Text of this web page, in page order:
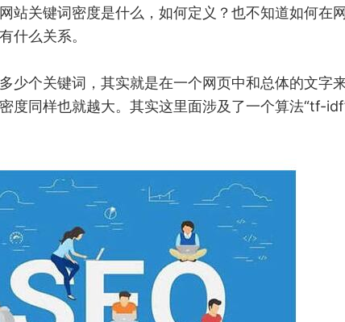
关键词密度是什么，如何定义？也不知道如何在网
什么关系。
个关键词，其实就是在一个网页中和总体的文字
度同样也就越大。其实这里面涉及了一个算法“tf-